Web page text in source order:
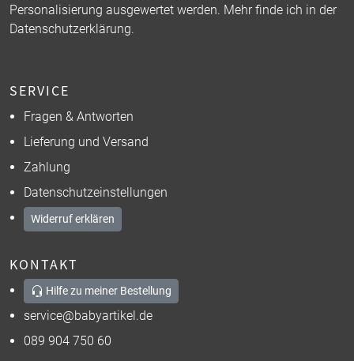
Personalisierung ausgewertet werden. Mehr finde ich in der
Datenschutzerklärung.
SERVICE
Fragen & Antworten
Lieferung und Versand
Zahlung
Datenschutzeinstellungen
Widerruf erklären
KONTAKT
Hilfe zu meiner Bestellung
service@babyartikel.de
089 904 750 60